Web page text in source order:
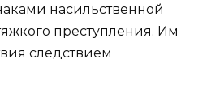
насильственной
преступления. Им
следствием